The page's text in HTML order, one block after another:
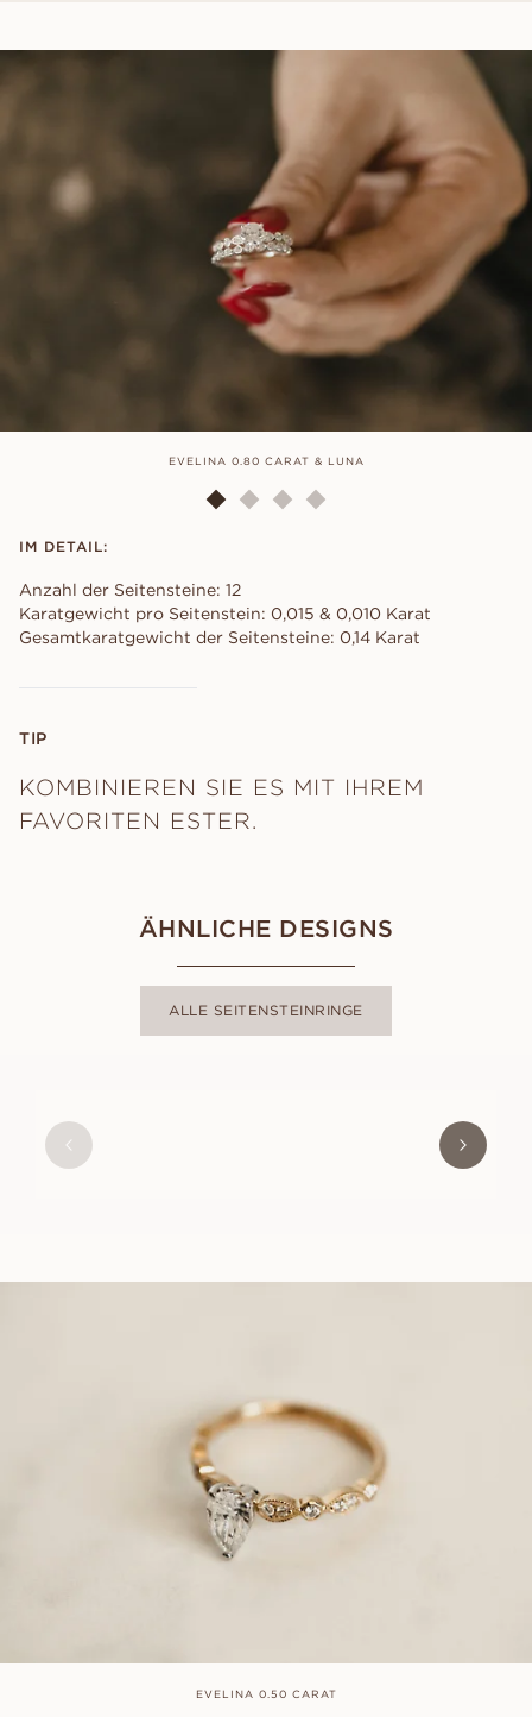
EVELINA 0.80 CARAT & LUNA
IM DETAIL:
Anzahl der Seitensteine: 12
Karatgewicht pro Seitenstein: 0,015 & 0,010 Karat
Gesamtkaratgewicht der Seitensteine: 0,14 Karat
TIP
KOMBINIEREN SIE ES MIT IHREM
FAVORITEN ESTER.
ÄHNLICHE DESIGNS
ALLE SEITENSTEINRINGE
EVELINA 0.50 CARAT